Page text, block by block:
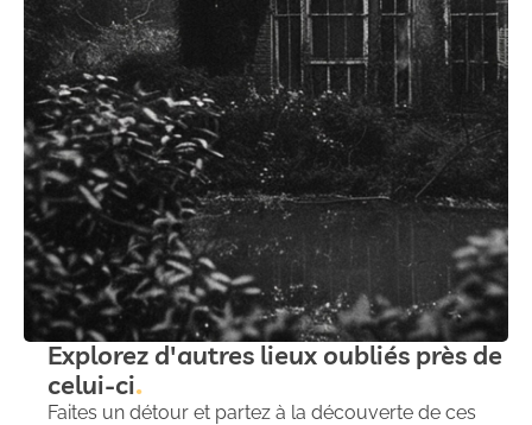
Explorez d'autres lieux oubliés près de
celui-ci
Faites un détour et partez à la découverte de ces